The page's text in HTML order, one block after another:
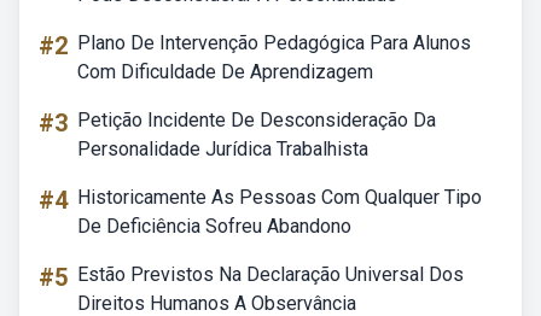
#2 Plano De Intervenção Pedagógica Para Alunos
Com Dificuldade De Aprendizagem
#3 Petição Incidente De Desconsideração Da
Personalidade Jurídica Trabalhista
#4 Historicamente As Pessoas Com Qualquer Tipo
De Deficiência Sofreu Abandono
#5 Estão Previstos Na Declaração Universal Dos
Direitos Humanos A Observância